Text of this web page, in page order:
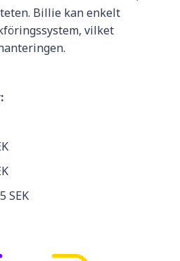
Billie kan enkelt
vilket
SEK